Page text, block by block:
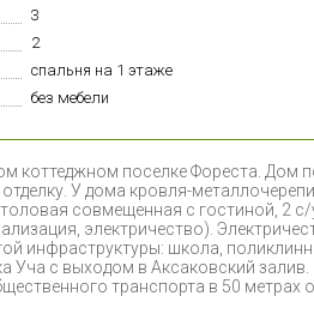
3
2
спальня на 1 этаже
без мебели
коттеджном поселке Фореста. Дом
У дома кровля-
совмещенная с гостиной, 2
электричество).
инфраструктуры: школа,
Уча с выходом в Аксаковский
транспорта в 50 метрах